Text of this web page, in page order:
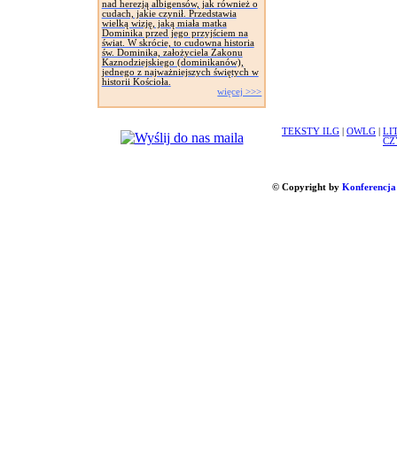
nad herezją albigensów, jak również o
cudach, jakie czynił. Przedstawia
wielką wizję, jaką miała matka
Dominika przed jego przyjściem na
świat. W skrócie, to cudowna historia
św. Dominika, założyciela Zakonu
Kaznodziejskiego (dominikanów),
jednego z najważniejszych świętych w
historii Kościoła.
więcej >>>
TEKSTY ILG OWLG
© Copyright by Konferencja